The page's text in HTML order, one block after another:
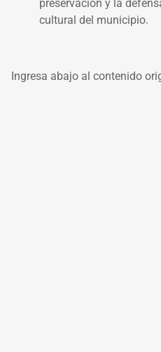
preservación y la
cultural del municipio.
Ingresa abajo al contenido